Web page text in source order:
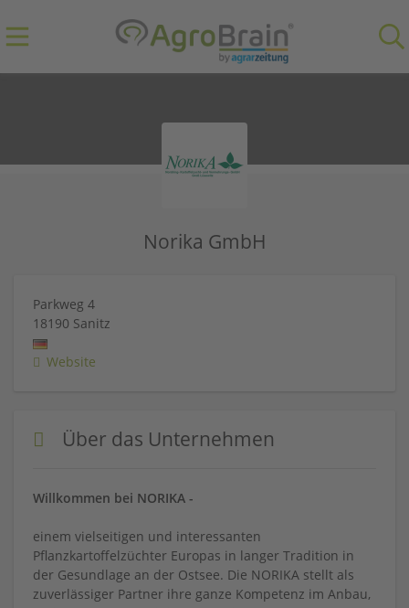
Norika GmbH
Parkweg 4
18190 Sanitz
Website
Über das Unternehmen
Willkommen bei NORIKA -
einem vielseitigen und interessanten
Pflanzkartoffelzüchter Europas in langer Tradition in
der Gesundlage an der Ostsee. Die NORIKA stellt als
zuverlässiger Partner ihre ganze Kompetenz im Anbau,